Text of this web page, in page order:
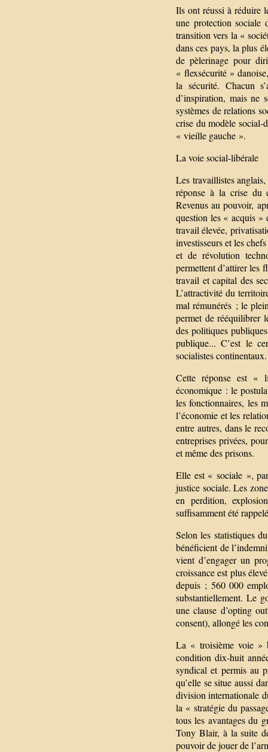
Ils ont réussi à réduire
une protection sociale
transition vers la «
dans ces pays, la plus
de pèlerinage pour
« flexsécurité »
la sécurité. Chacun
d’inspiration, mais ne
systèmes de relations
crise du modèle social-
« vieille gauche ».
La voie social-libérale
Les travaillistes
réponse à la crise du
Revenus au pouvoir,
question les « acquis »
travail élevée,
investisseurs et les
et de révolution
permettent d’attirer les
travail et capital des
L’attractivité du
mal rémunérés ; le
permet de rééquilibrer
des politiques
publique... C’est le
socialistes continentaux.
Cette réponse est «
économique : le
les fonctionnaires, les
l’économie et les
entre autres, dans le
entreprises privées,
et même des prisons.
Elle est « sociale »,
justice sociale. Les
en perdition,
suffisamment été
Selon les statistiques
bénéficient de
vient d’engager un
croissance est plus
depuis ; 560 000
substantiellement. Le
une clause d’opting
consent), allongé les
La « troisième voie »
condition dix-huit
syndical et permis au
qu’elle se situe aussi
division internationale
la « stratégie du
tous les avantages du
Tony Blair, à la suite
pouvoir de jouer de